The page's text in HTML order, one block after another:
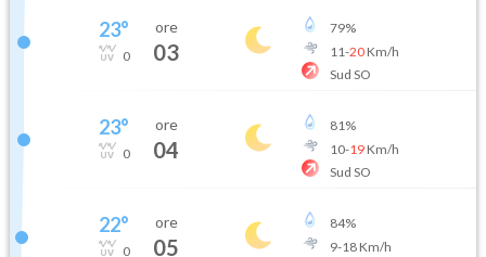
23°
0
ore
03
79%
11-20Km/h
Sud SO
23°
0
ore
04
81%
10-19Km/h
Sud SO
22°
0
ore
05
84%
9-18Km/h